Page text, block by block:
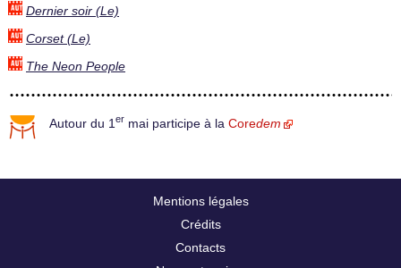
Dernier soir (Le)
Corset (Le)
The Neon People
Autour du 1 er mai participe à la Coredem
Mentions légales
Crédits
Contacts